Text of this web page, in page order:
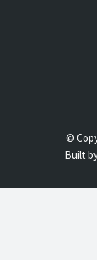
©
Built